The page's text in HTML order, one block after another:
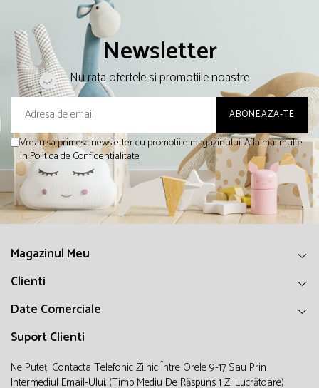
Newsletter
Nu rata ofertele si promotiile noastre
Vreau sa primesc newsletter cu promotiile magazinului. Afla mai multe
inPolitica de Confidentialitate
Magazinul Meu
Clienti
Date Comerciale
Suport Clienti
Ne Puteți Contacta Telefonic Zilnic Între Orele 9-17 Sau Prin
Intermediul Email-Ului. (timp Mediu De Răspuns 1 Zi Lucrătoare)